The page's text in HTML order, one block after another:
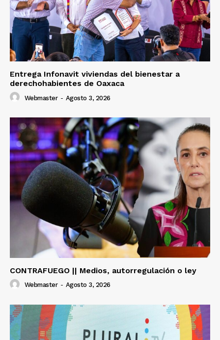
Entrega Infonavit viviendas del bienestar a
derechohabientes de Oaxaca
Webmaster - Agosto 3, 2026
CONTRAFUEGO || Medios, autorregulación o ley
Webmaster - Agosto 3, 2026